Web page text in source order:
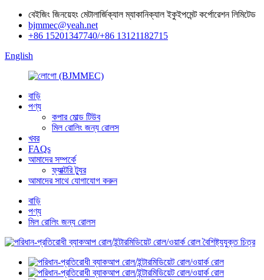
বেইজিং জিনয়েহং মেটালার্জিক্যাল ম্যাকানিক্যাল ইকুইপমেন্ট কর্পোরেশন লিমিটেড
bjmmec@yeah.net
+86 15201347740/+86 13121182715
English
বাড়ি
পণ্য
কপার মোল্ড টিউব
মিল রোলিং জন্য রোলস
খবর
FAQs
আমাদের সম্পর্কে
ফ্যাক্টরি ট্যুর
আমাদের সাথে যোগাযোগ করুন
বাড়ি
পণ্য
মিল রোলিং জন্য রোলস